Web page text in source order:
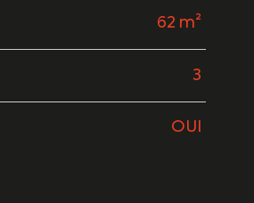
62 m²
3
OUI